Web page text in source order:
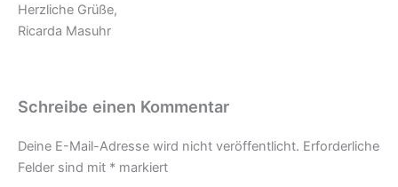
Herzliche Grüße,
Ricarda Masuhr
Schreibe einen Kommentar
Deine E-Mail-Adresse wird nicht veröffentlicht. Erforderliche
Felder sind mit * markiert